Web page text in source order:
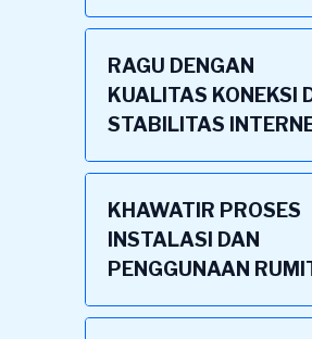
RAGU DENGAN
KUALITAS KONEKSI
STABILITAS
KHAWATIR PROSES
INSTALASI DAN
PENGGUNAAN